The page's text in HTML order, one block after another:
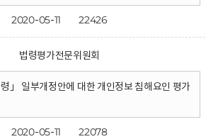
2020-05-11 22426
법령평가전문위원회
령」 일부개정안에 대한 개인정보 침해요인 평가
2020-05-11 22078